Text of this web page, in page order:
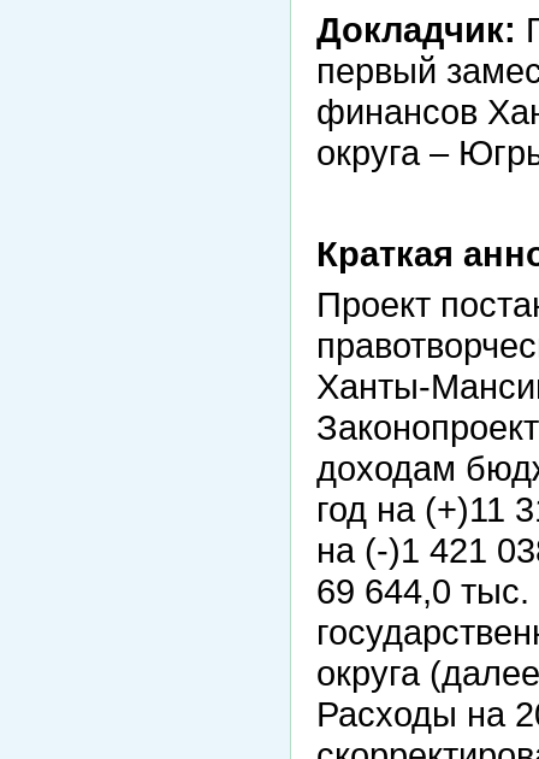
Докладчик:
первый
финансов
округа –
Краткая
Проект
Ханты-
доходам
год на (+)11
на (-)1 421
69 644,0
округа
Расходы на